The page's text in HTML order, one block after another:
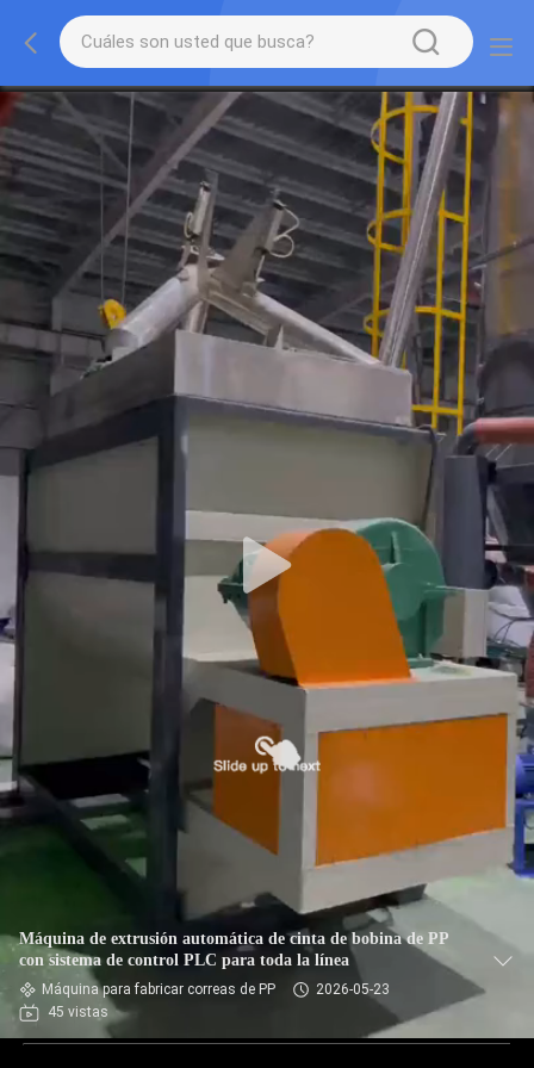
Máquina de extrusión automática de cinta de bobina de PP
con sistema de control PLC para toda la línea
Máquina para fabricar correas de PP
2026-05-23
45 vistas